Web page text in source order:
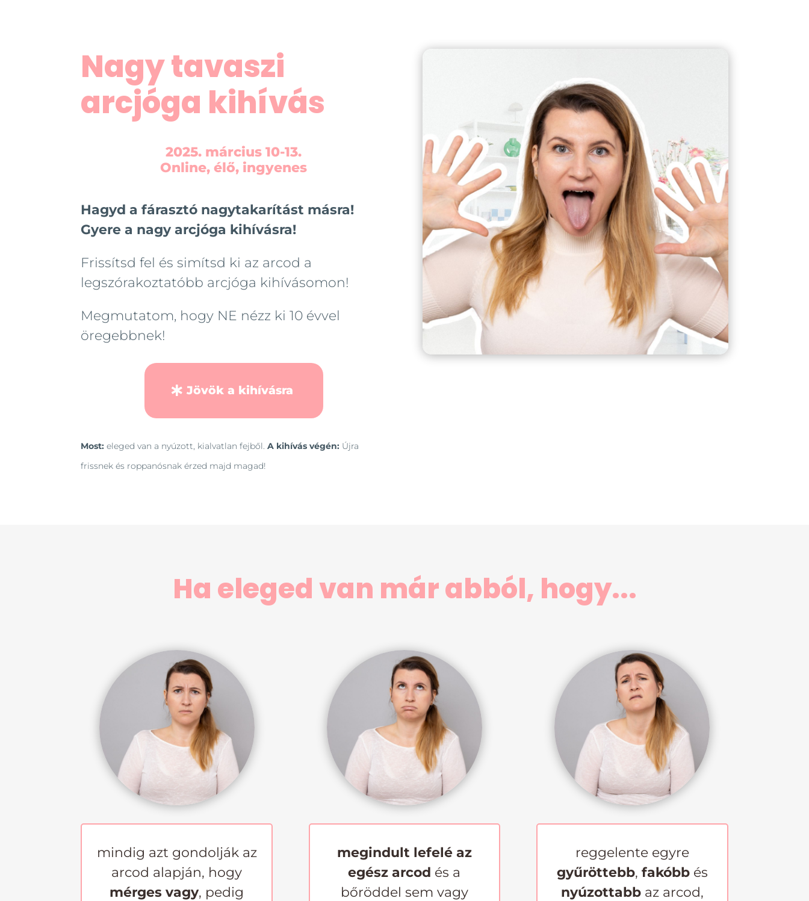
Nagy tavaszi
arcjóga kihívás
2025. március 10-13.
Online, élő, ingyenes
Hagyd a fárasztó nagytakarítást másra!
Gyere a nagy arcjóga kihívásra!
Frissítsd fel és simítsd ki az arcod a
legszórakoztatóbb arcjóga kihívásomon!
Megmutatom, hogy NE nézz ki 10 évvel
öregebbnek!
Jövök a kihívásra
Most:eleged van a nyúzott, kialvatlan fejből. A kihívás végén: Újra
frissnek és roppanósnak érzed majd magad!
Ha eleged van már abból, hogy...
mindig azt gondolják az
arcod alapján, hogy
mérges vagy, pedig
megindult lefelé az
egész arcod és a
bőröddel sem vagy
reggelente egyre
gyűröttebb, fakóbbés
nyúzottabbaz arcod,